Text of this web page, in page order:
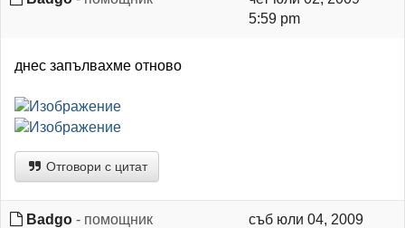
5:59 pm
днес запълвахме отново
Отговори с цитат
Badgo - помощник
съб юли 04, 2009